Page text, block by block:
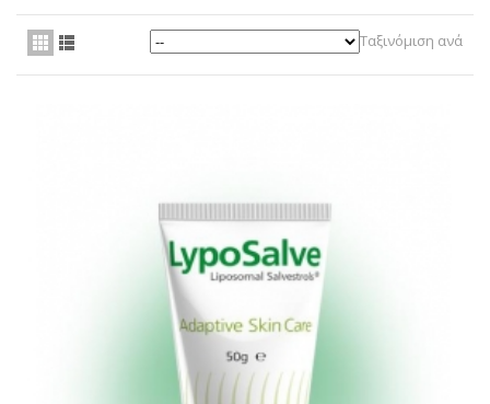
ΓΙΑ ΕΜΆΣ
VIDEOS
Ταξινόμιση ανά